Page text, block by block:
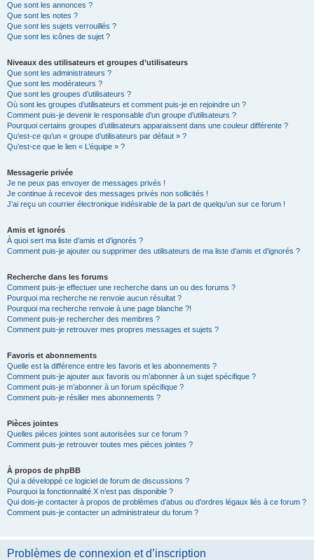
Que sont les annonces ?
Que sont les notes ?
Que sont les sujets verrouillés ?
Que sont les icônes de sujet ?
Niveaux des utilisateurs et groupes d’utilisateurs
Que sont les administrateurs ?
Que sont les modérateurs ?
Que sont les groupes d’utilisateurs ?
Où sont les groupes d’utilisateurs et comment puis-je en rejoindre un ?
Comment puis-je devenir le responsable d’un groupe d’utilisateurs ?
Pourquoi certains groupes d’utilisateurs apparaissent dans une couleur différente ?
Qu’est-ce qu’un « groupe d’utilisateurs par défaut » ?
Qu’est-ce que le lien « L’équipe » ?
Messagerie privée
Je ne peux pas envoyer de messages privés !
Je continue à recevoir des messages privés non sollicités !
J’ai reçu un courrier électronique indésirable de la part de quelqu’un sur ce forum !
Amis et ignorés
À quoi sert ma liste d’amis et d’ignorés ?
Comment puis-je ajouter ou supprimer des utilisateurs de ma liste d’amis et d’ignorés ?
Recherche dans les forums
Comment puis-je effectuer une recherche dans un ou des forums ?
Pourquoi ma recherche ne renvoie aucun résultat ?
Pourquoi ma recherche renvoie à une page blanche ?!
Comment puis-je rechercher des membres ?
Comment puis-je retrouver mes propres messages et sujets ?
Favoris et abonnements
Quelle est la différence entre les favoris et les abonnements ?
Comment puis-je ajouter aux favoris ou m’abonner à un sujet spécifique ?
Comment puis-je m’abonner à un forum spécifique ?
Comment puis-je résilier mes abonnements ?
Pièces jointes
Quelles pièces jointes sont autorisées sur ce forum ?
Comment puis-je retrouver toutes mes pièces jointes ?
À propos de phpBB
Qui a développé ce logiciel de forum de discussions ?
Pourquoi la fonctionnalité X n’est pas disponible ?
Qui dois-je contacter à propos de problèmes d’abus ou d’ordres légaux liés à ce forum ?
Comment puis-je contacter un administrateur du forum ?
Problèmes de connexion et d’inscription